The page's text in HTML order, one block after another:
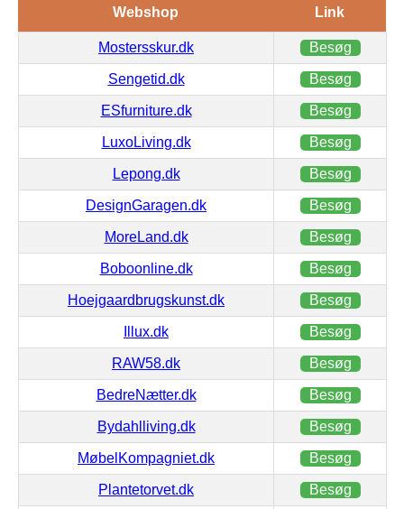
Webshop Link
Mostersskur.dk Besøg
Sengetid.dk Besøg
ESfurniture.dk Besøg
LuxoLiving.dk Besøg
Lepong.dk Besøg
DesignGaragen.dk Besøg
MoreLand.dk Besøg
Boboonline.dk Besøg
Hoejgaardbrugskunst.dk Besøg
Illux.dk Besøg
RAW58.dk Besøg
BedreNætter.dk Besøg
Bydahlliving.dk Besøg
MøbelKompagniet.dk Besøg
Plantetorvet.dk Besøg